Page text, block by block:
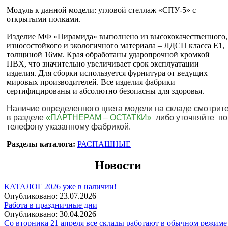
Модуль к данной модели: угловой стеллаж «СПУ-5» с
открытыми полками.
Изделие МФ «Пирамида» выполнено из высококачественного,
износостойкого и экологичного материала – ЛДСП класса Е1,
толщиной 16мм. Края обработаны ударопрочной кромкой
ПВХ, что значительно увеличивает срок эксплуатации
изделия. Для сборки используется фурнитура от ведущих
мировых производителей. Все изделия фабрики
сертифицированы и абсолютно безопасны для здоровья.
Наличие определенного цвета модели на складе
в разделе «ПАРТНЕРАМ – ОСТАТКИ» либо уточняйте по
телефону указанному фабрикой.
Разделы каталога: РАСПАШНЫЕ
Новости
КАТАЛОГ 2026 уже в наличии!
Опубликовано: 23.07.2026
Работа в праздничные дни
Опубликовано: 30.04.2026
Со вторника 21 апреля все склады работают в обычном режиме